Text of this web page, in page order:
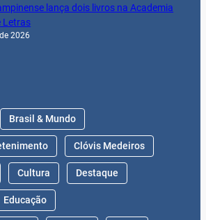
lança dois livros na Academia
Letras
2026
Brasil & Mundo
Clóvis Medeiros
Cultura Destaque
Educação